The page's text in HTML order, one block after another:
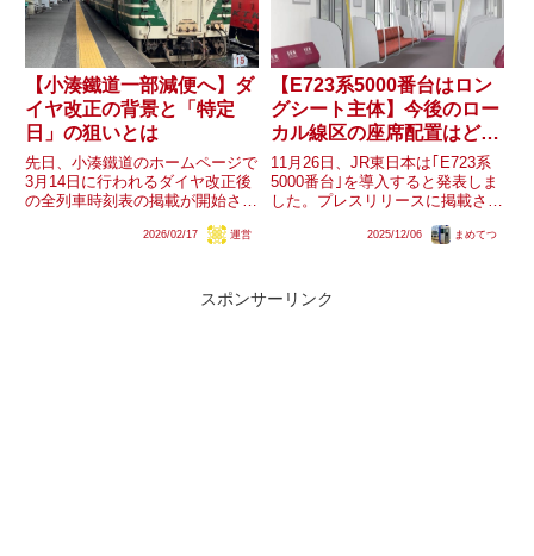
【小湊鐵道一部減便へ】ダ
イヤ改正の背景と「特定
日」の狙いとは
先日、小湊鐵道のホームページで
3月14日に行われるダイヤ改正後
の全列車時刻表の掲載が開始され
と、以下の変更点が特徴的です。
総中野間の3往復の臨時列車...
2026/02/17 運営
【E723系5000番台はロン
グシート主体】今後のロー
カル線区の座席配置はどう
あるべきか
11月26日、JR東日本は｢E723系
5000番台｣を導入すると発表しま
した。プレスリリースに掲載され
トのみが確認でき、先代の車両に
能性が高いとみら...
2025/12/06 まめてつ
スポンサーリンク